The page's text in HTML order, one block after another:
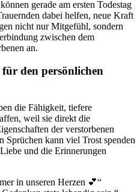
gerade am ersten Todestag
dabei helfen, neue Kraft
nicht nur Mitgefühl, sondern
zwischen dem
an.
den persönlichen
die Fähigkeit, tiefere
weil sie direkt die
der verstorbenen
Sprüchen kann viel Trost spenden
und die Erinnerungen
in unseren Herzen 💕“